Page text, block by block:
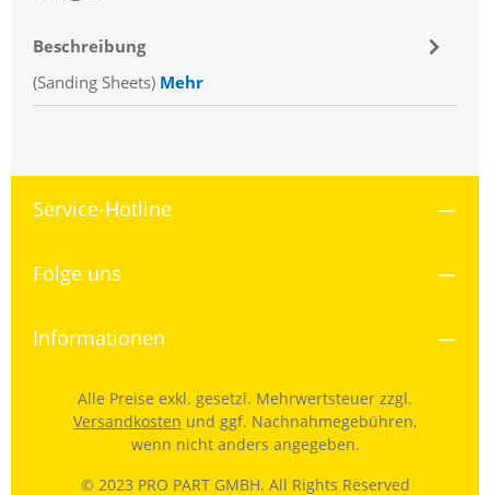
Beschreibung
(Sanding Sheets) Mehr
Service-Hotline
Folge uns
Informationen
© 2023 PRO PART GMBH. All Rights Reserved
Alle Preise exkl. gesetzl. Mehrwertsteuer zzgl.
Versandkosten und ggf. Nachnahmegebühren,
wenn nicht anders angegeben.